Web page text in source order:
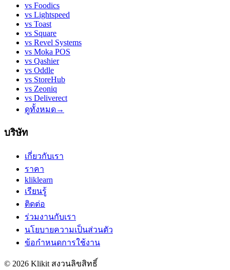
vs Foodics
vs Lightspeed
vs Toast
vs Square
vs Revel Systems
vs Moka POS
vs Qashier
vs Oddle
vs StoreHub
vs Zeoniq
vs Deliverect
ดูทั้งหมด→
บริษัท
เกี่ยวกับเรา
ราคา
kliklearn
เรียนรู้
ติดต่อ
ร่วมงานกับเรา
นโยบายความเป็นส่วนตัว
ข้อกำหนดการใช้งาน
© 2026 Klikit สงวนลิขสิทธิ์